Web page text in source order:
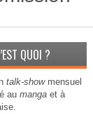
QUOI ?
talk-showmensuel
au manga et à